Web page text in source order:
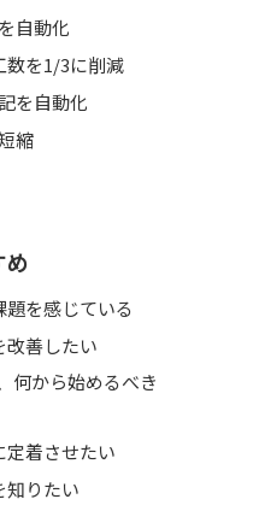
自動化
数を1/3に削減
を自動化
縮
め
を感じている
改善したい
何から始めるべき
定着させたい
知りたい